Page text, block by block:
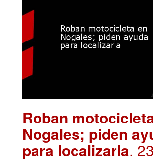
Roban
Nogales; piden
para localizarla.